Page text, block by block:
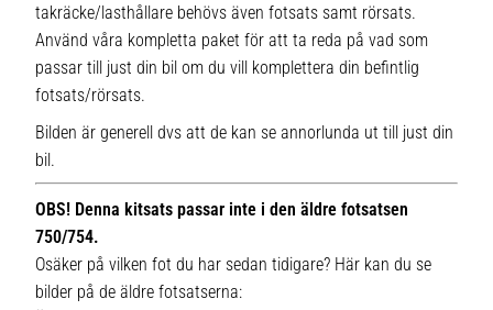
takräcke/lasthållare behövs även fotsats samt rörsats.
Använd våra kompletta paket för att ta reda på vad som
passar till just din bil om du vill komplettera din befintlig
fotsats/rörsats.
Bilden är generell dvs att de kan se annorlunda ut till just din
bil.
OBS! Denna kitsats passar inte i den äldre fotsatsen
750/754.
Osäker på vilken fot du har sedan tidigare? Här kan du se
bilder på de äldre fotsatserna: